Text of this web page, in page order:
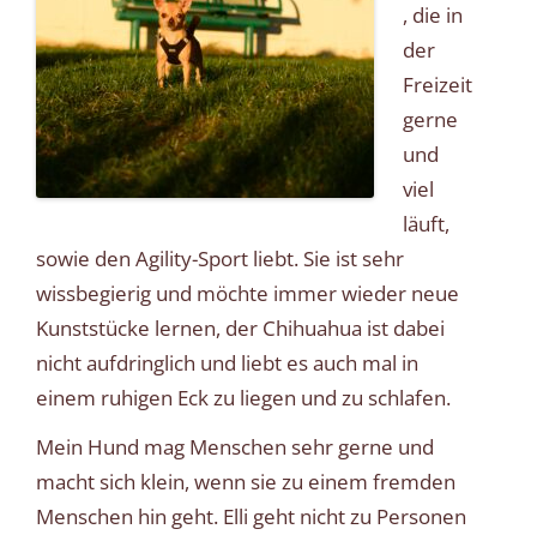
, die in
der
Freizeit
gerne
und
viel
läuft,
sowie den Agility-Sport liebt. Sie ist sehr
wissbegierig und möchte immer wieder neue
Kunststücke lernen, der Chihuahua ist dabei
nicht aufdringlich und liebt es auch mal in
einem ruhigen Eck zu liegen und zu schlafen.
Mein Hund mag Menschen sehr gerne und
macht sich klein, wenn sie zu einem fremden
Menschen hin geht. Elli geht nicht zu Personen